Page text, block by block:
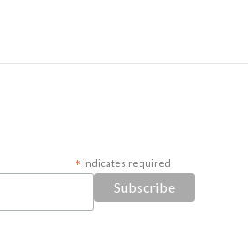
* indicates required